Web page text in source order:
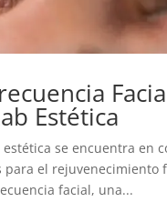
Estética
estética se encuentra en
para el rejuvenecimiento
facial, una...